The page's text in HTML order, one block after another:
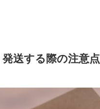
送する際の注意点